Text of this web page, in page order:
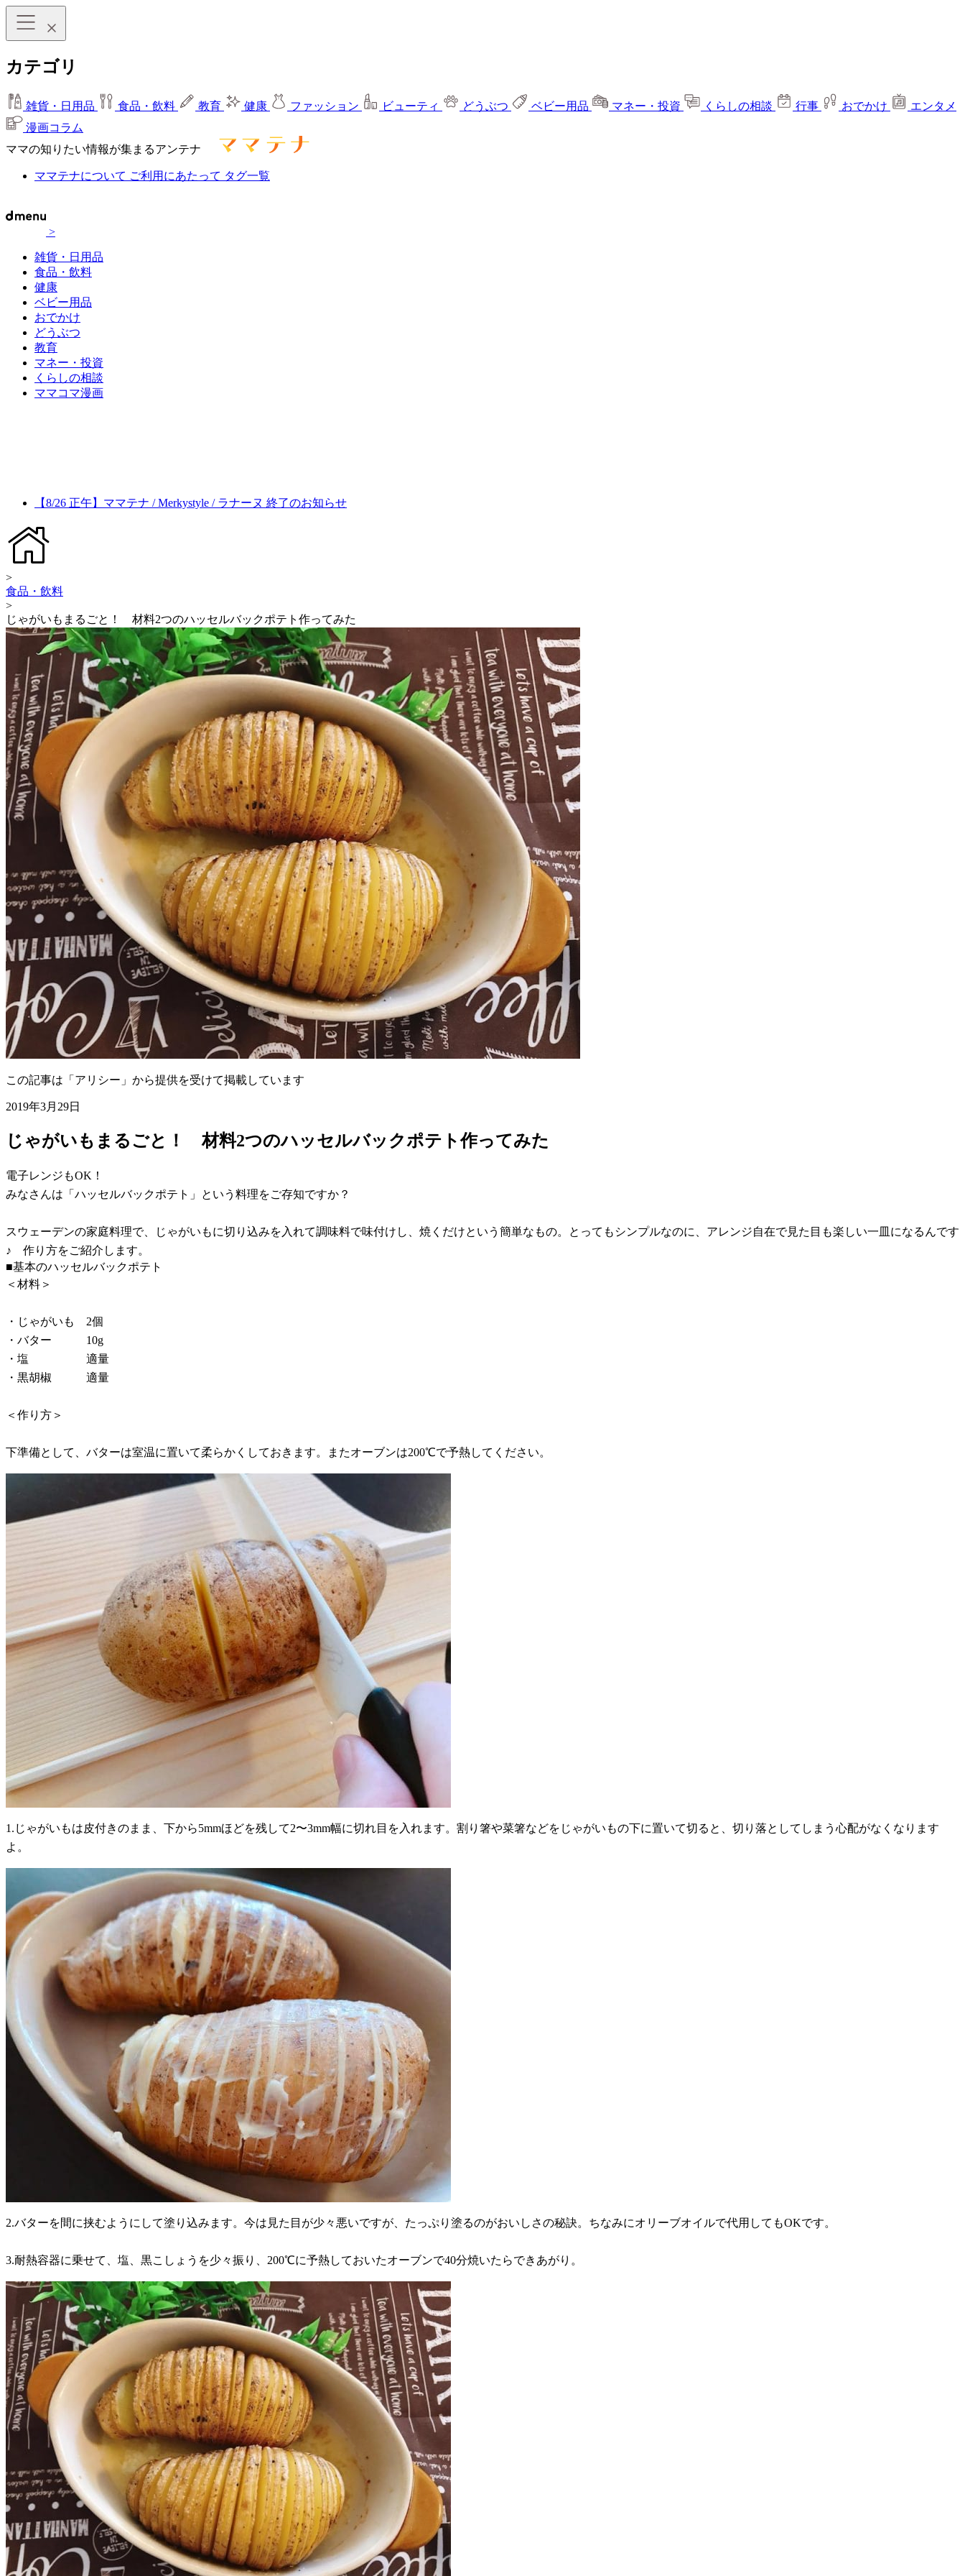
カテゴリ
雑貨・日用品 食品・飲料 教育 健康 ファッション ビューティ どうぶつ ベビー用品 マネー・投資 くらしの相談 行事 おでかけ
エンタメ
漫画コラム
ママの知りたい情報が集まるアンテナ
ママテナについて ご利用にあたって タグ一覧
>
雑貨・日用品
食品・飲料
健康
ベビー用品
おでかけ
どうぶつ
教育
マネー・投資
くらしの相談
ママコマ漫画
【8/26 正午】ママテナ / Merkystyle / ラナーヌ 終了のお知らせ
>
食品・飲料
>
じゃがいもまるごと！ 材料2つのハッセルバックポテト作ってみた
この記事は「アリシー」から提供を受けて掲載しています
2019年3月29日
じゃがいもまるごと！ 材料2つのハッセルバックポテト作ってみた
電子レンジもOK！
みなさんは「ハッセルバックポテト」という料理をご存知ですか？
スウェーデンの家庭料理で、じゃがいもに切り込みを入れて調味料で味付けし、焼くだけという簡単なもの。とってもシンプルなのに、アレンジ自在で見た目も楽しい一皿になるんです
♪ 作り方をご紹介します。
■基本のハッセルバックポテト
＜材料＞
・じゃがいも 2個
・バター 10g
・塩 適量
・黒胡椒 適量
＜作り方＞
下準備として、バターは室温に置いて柔らかくしておきます。またオーブンは200℃で予熱してください。
1.じゃがいもは皮付きのまま、下から5mmほどを残して2〜3mm幅に切れ目を入れます。割り箸や菜箸などをじゃがいもの下に置いて切ると、切り落としてしまう心配がなくなります
よ。
2.バターを間に挟むようにして塗り込みます。今は見た目が少々悪いですが、たっぷり塗るのがおいしさの秘訣。ちなみにオリーブオイルで代用してもOKです。
3.耐熱容器に乗せて、塩、黒こしょうを少々振り、200℃に予熱しておいたオーブンで40分焼いたらできあがり。